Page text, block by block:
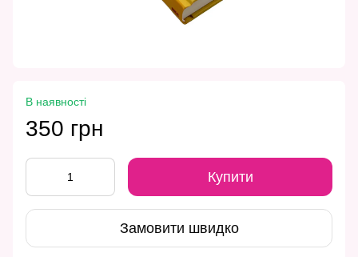
В наявності
350 грн
Купити
Замовити швидко